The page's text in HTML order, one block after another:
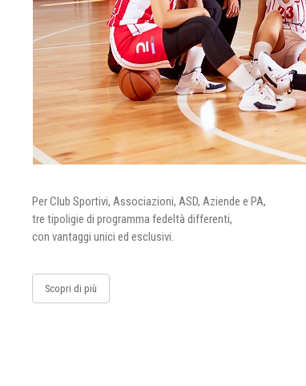
Per Club Sportivi, Associazioni, ASD, Aziende e PA,
tre tipoligie di programma fedeltà differenti,
con vantaggi unici ed esclusivi.
Scopri di più